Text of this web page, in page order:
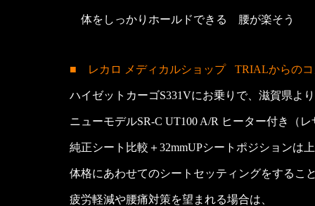
体をしっかりホールドできる 腰が楽そう
■ レカロ メディカルショップ TRIALからの
ハイゼットカーゴS331Vにお乗りで、滋賀県よ
ニューモデルSR-C UT100 A/R ヒーター付き（
純正シート比較＋32mmUPシートポジションは
体格にあわせてのシートセッティングをするこ
疲労軽減や腰痛対策を望まれる場合は、